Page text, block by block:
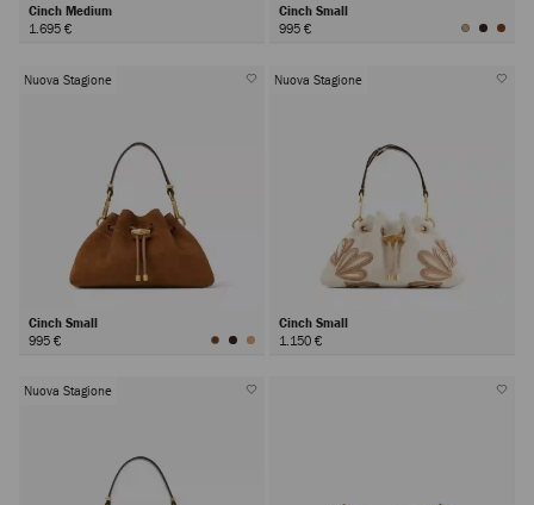
Cinch Medium
1.695 €
Cinch Small
995 €
Nuova Stagione
Cinch Small
995 €
Nuova Stagione
Cinch Small
1.150 €
Nuova Stagione